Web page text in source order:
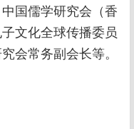
国儒学研究会（香
文化全球传播委员
会常务副会长等。